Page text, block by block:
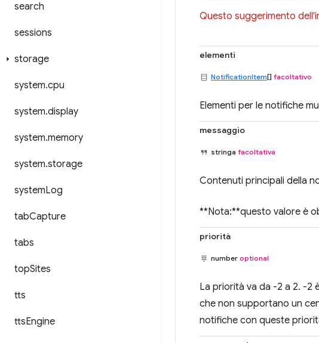
search
sessions
storage
system.cpu
system.display
system.memory
system.storage
systemLog
tabCapture
tabs
topSites
tts
ttsEngine
Questo suggerimento
elementi
NotificationItem[] facoltativo
Elementi per le notifiche
messaggio
stringa facoltativa
Contenuti principali della
**Nota:**questo valore è
priorità
number optional
La priorità va da -2 a 2. -2
che non supportano un
notifiche con queste